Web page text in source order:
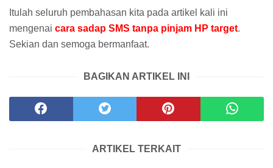
Itulah seluruh pembahasan kita pada artikel kali ini
mengenai cara sadap SMS tanpa pinjam HP target.
Sekian dan semoga bermanfaat.
BAGIKAN ARTIKEL INI
ARTIKEL TERKAIT